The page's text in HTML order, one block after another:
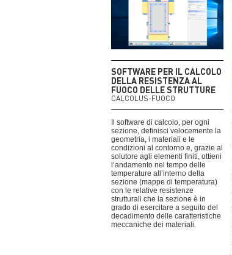
SOFTWARE PER IL CALCOLO
DELLA RESISTENZA AL
FUOCO DELLE STRUTTURE
CALCOLUS-FUOCO
Il software di calcolo, per ogni
sezione, definisci velocemente la
geometria, i materiali e le
condizioni al contorno e, grazie al
solutore agli elementi finiti, ottieni
l’andamento nel tempo delle
temperature all’interno della
sezione (mappe di temperatura)
con le relative resistenze
strutturali che la sezione è in
grado di esercitare a seguito del
decadimento delle caratteristiche
meccaniche dei materiali.